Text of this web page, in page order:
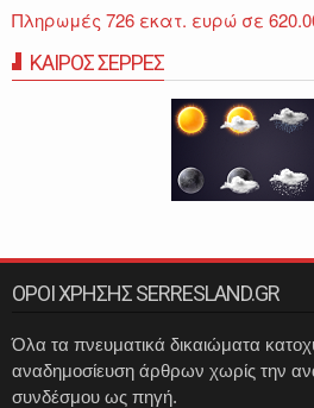
Πληρωμές 726 εκατ. ευρώ σε
ΚΑΙΡΟΣ ΣΕΡΡΕΣ
ΟΡΟΙ ΧΡΗΣΗΣ SERRESLAND.GR
Όλα τα πνευματικά δικαιώματα
αναδημοσίευση άρθρων χωρίς την
συνδέσμου ως πηγή.